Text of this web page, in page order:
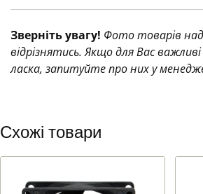
Зверніть увагу! Фото товарів
відрізнятись. Якщо для Вас
ласка, запитуйте про них у
Схожі товари